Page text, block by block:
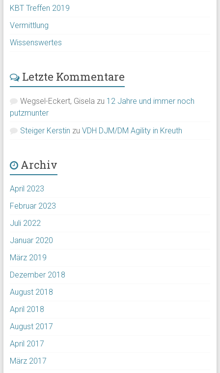
KBT Treffen 2019
Vermittlung
Wissenswertes
Letzte Kommentare
Wegsel-Eckert, Gisela zu 12 Jahre und immer noch
putzmunter
Steiger Kerstin zu VDH DJM/DM Agility in Kreuth
Archiv
April 2023
Februar 2023
Juli 2022
Januar 2020
März 2019
Dezember 2018
August 2018
April 2018
August 2017
April 2017
März 2017